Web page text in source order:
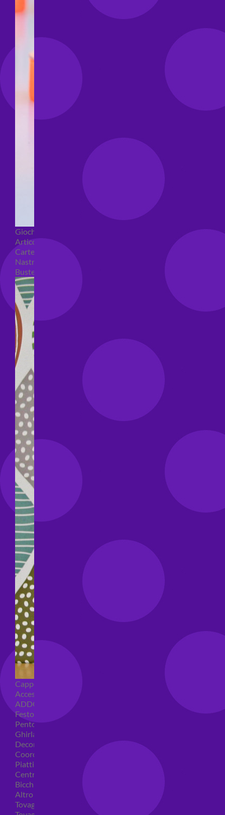
Giochi pirici
Articoli per confezioni regalo
Carte regalo
Nastri e coccarde
Buste regalo
Cappellini per feste
Accessori per feste
ADDOBBI COMPLEANNO
Festoni compleanno
Pentolacce
Ghirlande decorative
Decorazioni tavola
Coordinati tavola per feste
Piatti compleanno
Centrotavola
Bicchieri feste
Altro
Tovaglioli